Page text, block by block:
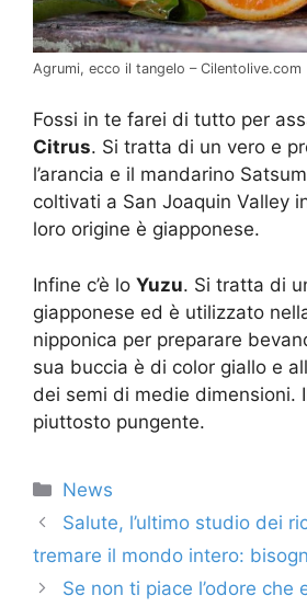
Agrumi, ecco il tangelo – Cilentolive.com
Fossi in te farei di tutto per
Citrus. Si tratta di un vero e
l’arancia e il mandarino
coltivati a San Joaquin Valley
loro origine è giapponese.
Infine c’è lo Yuzu. Si tratta di
giapponese ed è utilizzato
nipponica per preparare
sua buccia è di color giallo e
dei semi di medie dimensioni.
piuttosto pungente.
Categorie
News
Salute, l’ultimo studio dei
tremare il mondo intero:
Se non ti piace l’odore che